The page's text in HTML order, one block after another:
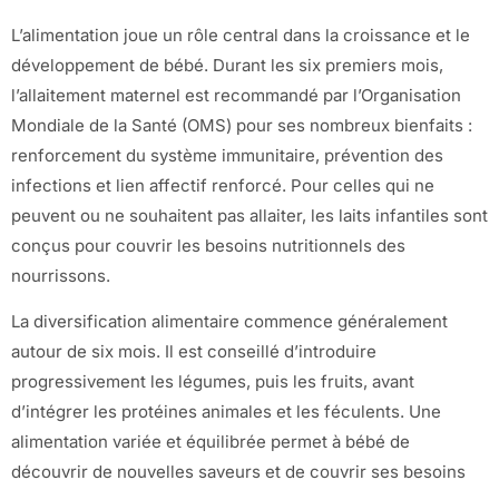
L’alimentation joue un rôle central dans la croissance et le
développement de bébé. Durant les six premiers mois,
l’allaitement maternel est recommandé par l’Organisation
Mondiale de la Santé (OMS) pour ses nombreux bienfaits :
renforcement du système immunitaire, prévention des
infections et lien affectif renforcé. Pour celles qui ne
peuvent ou ne souhaitent pas allaiter, les laits infantiles sont
conçus pour couvrir les besoins nutritionnels des
nourrissons.
La diversification alimentaire commence généralement
autour de six mois. Il est conseillé d’introduire
progressivement les légumes, puis les fruits, avant
d’intégrer les protéines animales et les féculents. Une
alimentation variée et équilibrée permet à bébé de
découvrir de nouvelles saveurs et de couvrir ses besoins